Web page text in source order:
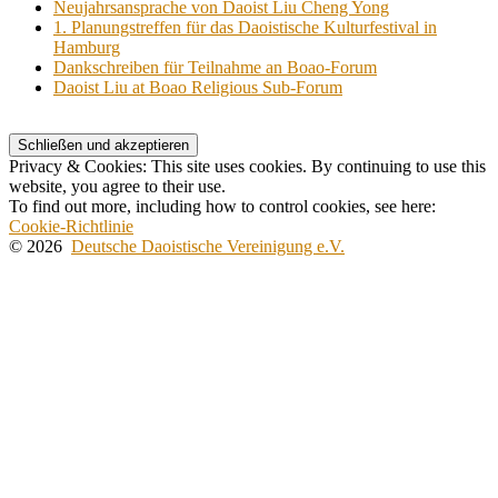
Neujahrsansprache von Daoist Liu Cheng Yong
1. Planungstreffen für das Daoistische Kulturfestival in
Hamburg
Dankschreiben für Teilnahme an Boao-Forum
Daoist Liu at Boao Religious Sub-Forum
Privacy & Cookies: This site uses cookies. By continuing to use this
website, you agree to their use.
To find out more, including how to control cookies, see here:
Cookie-Richtlinie
© 2026 Deutsche Daoistische Vereinigung e.V.